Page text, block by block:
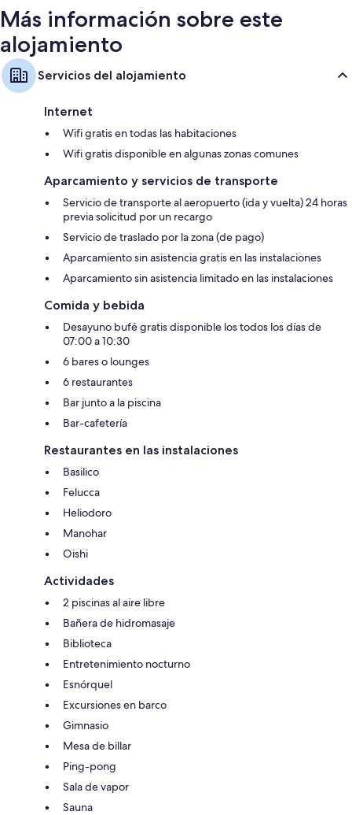
Más información sobre este
alojamiento
Servicios del alojamiento
Internet
Wifi gratis en todas las habitaciones
Wifi gratis disponible en algunas zonas comunes
Aparcamiento y servicios de transporte
Servicio de transporte al aeropuerto (ida y vuelta) 24 horas
previa solicitud por un recargo
Servicio de traslado por la zona (de pago)
Aparcamiento sin asistencia gratis en las instalaciones
Aparcamiento sin asistencia limitado en las instalaciones
Comida y bebida
Desayuno bufé gratis disponible los todos los días de
07:00 a 10:30
6 bares o lounges
6 restaurantes
Bar junto a la piscina
Bar-cafetería
Restaurantes en las instalaciones
Basilico
Felucca
Heliodoro
Manohar
Oishi
Actividades
2 piscinas al aire libre
Bañera de hidromasaje
Biblioteca
Entretenimiento nocturno
Esnórquel
Excursiones en barco
Gimnasio
Mesa de billar
Ping-pong
Sala de vapor
Sauna